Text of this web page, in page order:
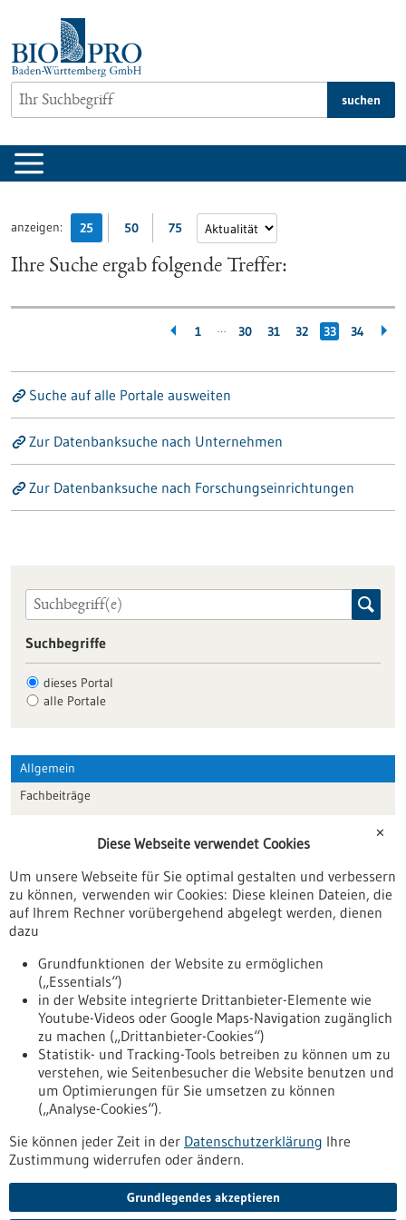
springen
suchen
anzeigen: 25 50 75
Ihre Suche ergab folgende Treffer:
1 … 30 31 32 33 34
Suche auf alle Portale ausweiten
Zur Datenbanksuche nach Unternehmen
Zur Datenbanksuche nach Forschungseinrichtungen
Suchbegriffe
dieses Portal
alle Portale
Allgemein
Fachbeiträge
Veranstaltungen
Erscheinungsdatum
Nach oben
Informiert bleiben
Newsletter abonnieren
✕
Diese Webseite verwendet Cookies
Um unsere Webseite für Sie optimal gestalten und verbessern
zu können, verwenden wir Cookies: Diese kleinen Dateien, die
auf Ihrem Rechner vorübergehend abgelegt werden, dienen
dazu
Grundfunktionen der Website zu ermöglichen
(„Essentials“)
in der Website integrierte Drittanbieter-Elemente wie
Youtube-Videos oder Google Maps-Navigation zugänglich
zu machen („Drittanbieter-Cookies“)
Statistik- und Tracking-Tools betreiben zu können um zu
verstehen, wie Seitenbesucher die Website benutzen und
um Optimierungen für Sie umsetzen zu können
(„Analyse-Cookies“).
Sie können jeder Zeit in der Datenschutzerklärung Ihre
Zustimmung widerrufen oder ändern.
Grundlegendes akzeptieren